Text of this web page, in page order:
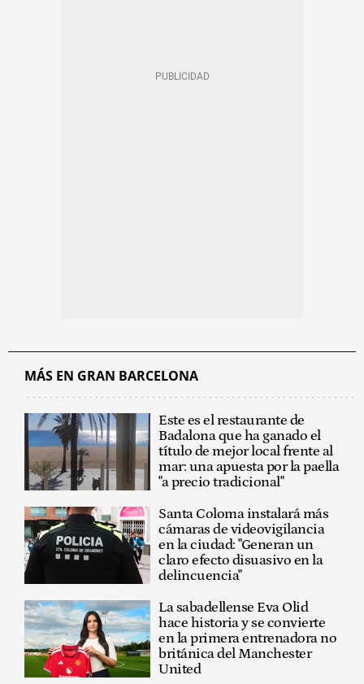
MÁS EN GRAN BARCELONA
Este es el restaurante de
Badalona que ha ganado el
título de mejor local frente al
mar: una apuesta por la paella
"a precio tradicional"
Santa Coloma instalará más
cámaras de videovigilancia
en la ciudad: "Generan un
claro efecto disuasivo en la
delincuencia"
La sabadellense Eva Olid
hace historia y se convierte
en la primera entrenadora no
británica del Manchester
United